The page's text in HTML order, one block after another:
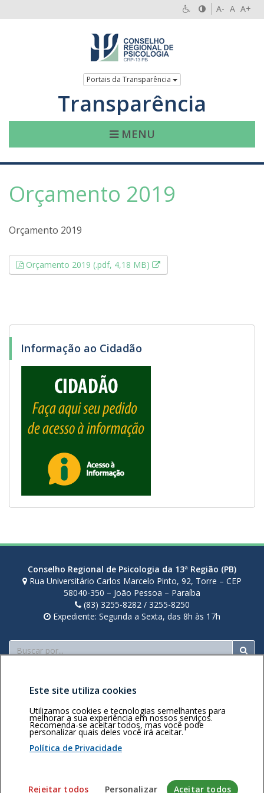
A- A A+
Portais da Transparência
Transparência
MENU
Orçamento 2019
Orçamento 2019
Orçamento 2019 (.pdf, 4,18 MB) Esse link abrirá em uma
Informação ao Cidadão
Conselho Regional de Psicologia da 13ª Região (PB)
Rua Universitário Carlos Marcelo Pinto, 92, Torre – CEP
58040-350 – João Pessoa – Paraíba
(83) 3255-8282 / 3255-8250
Expediente: Segunda a Sexta, das 8h às 17h
Buscar
Área restritaPolítica de
privacidadePersonalização
de cookies
Sistema desenvolvido pela Gerência de Tecnologia da
Este site utiliza cookies
Utilizamos cookies e tecnologias semelhantes para
melhorar a sua experiência em nossos serviços.
Recomenda-se aceitar todos, mas você pode
personalizar quais deles você irá aceitar.
Política de Privacidade
Rejeitar todos Personalizar Aceitar todos